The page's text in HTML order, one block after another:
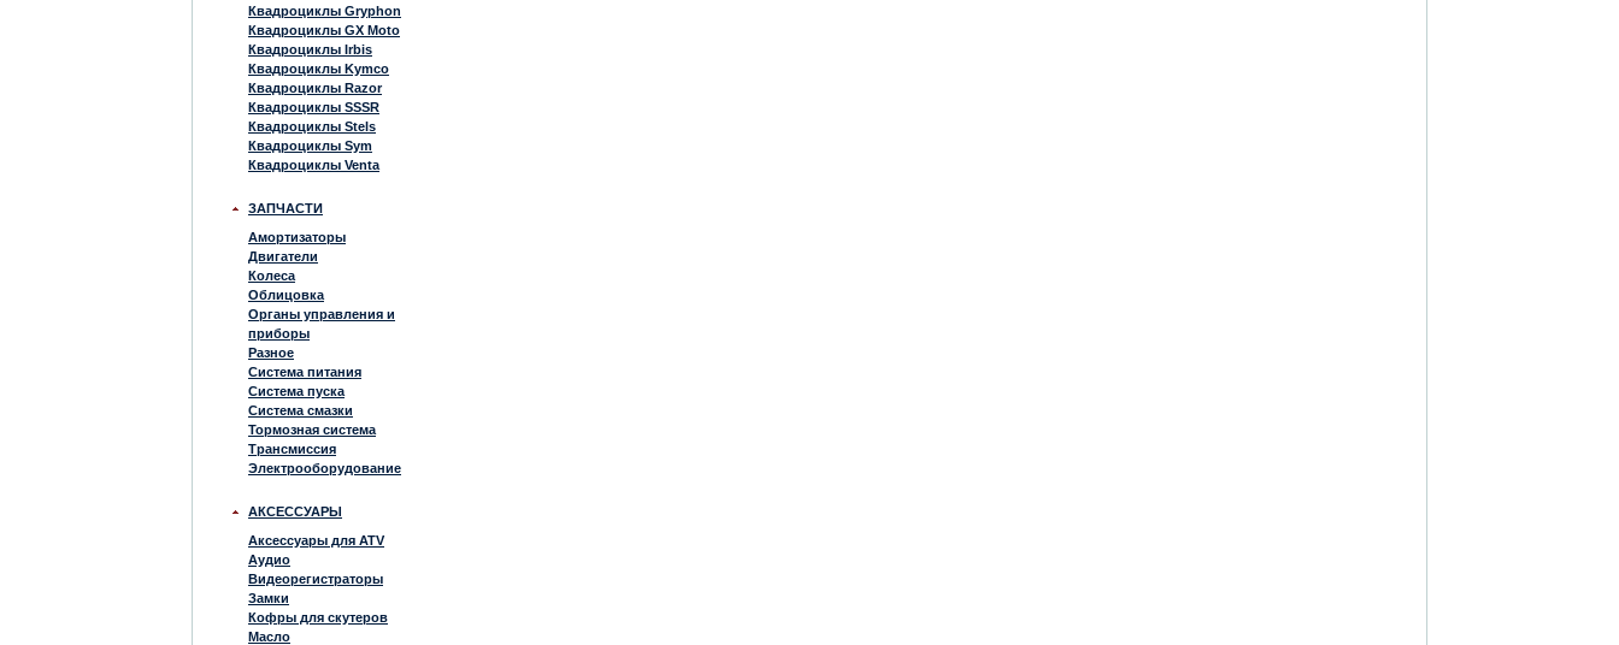
Квадроциклы Gryphon
Квадроциклы GX Moto
Квадроциклы Irbis
Квадроциклы Kymco
Квадроциклы Razor
Квадроциклы SSSR
Квадроциклы Stels
Квадроциклы Sym
Квадроциклы Venta
ЗАПЧАСТИ
Амортизаторы
Двигатели
Колеса
Облицовка
Органы управления и
приборы
Разное
Система питания
Система пуска
Система смазки
Тормозная система
Трансмиссия
Электрооборудование
АКСЕССУАРЫ
Аксессуары для ATV
Аудио
Видеорегистраторы
Замки
Кофры для скутеров
Масло